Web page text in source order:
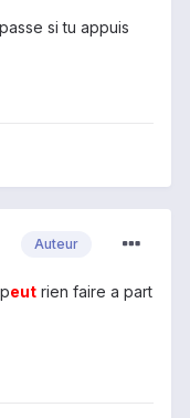
si tu appuis
Auteur
eut rien faire a part